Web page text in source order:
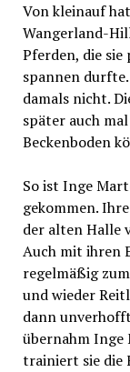
Von kleinauf
Wangerland-
Pferden, die
spannen
damals nicht.
später auch
Beckenboden
So ist Inge
gekommen.
der alten Halle
Auch mit ihren
regelmäßig
und wieder
dann
übernahm Inge
trainiert sie die